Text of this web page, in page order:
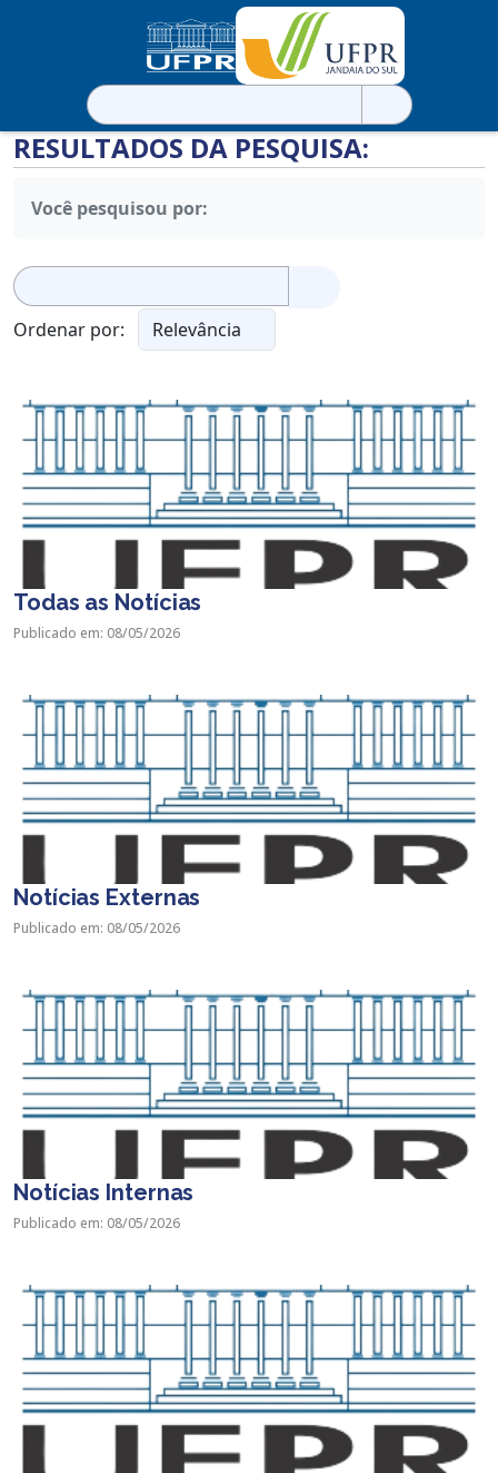
Pesquisar
por:
RESULTADOS DA PESQUISA:
Você pesquisou por:
Pesquisar
por:
Ordenar por:
Todas as Notícias
Publicado em: 08/05/2026
Notícias Externas
Publicado em: 08/05/2026
Notícias Internas
Publicado em: 08/05/2026